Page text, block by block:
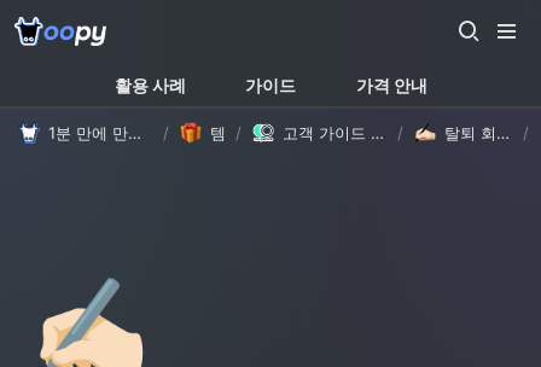
활용 사례 가이드 가격 안내
1분 만에 만드는 노션 웹사이트, 우피! / 템플릿/ 고객 가이드 템플릿 (with Oopy) / 탈퇴 회원 삭제하기 /
✍🏻